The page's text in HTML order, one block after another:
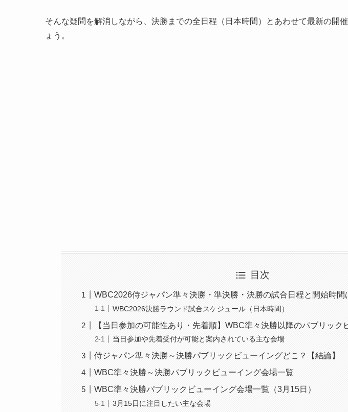
そんな疑問を解消しながら、決勝までの全日程（日本時間）とあわせて最新の開
ょう。
目次
WBC2026侍ジャパン準々決勝・準決勝・決勝の試合日程と開始時間
WBC2026決勝ラウンド試合スケジュール（日本時間）
【当日参加の可能性あり・先着順】WBC準々決勝以降のパブリック
当日参加や先着受付が可能と案内されている主な会場
侍ジャパン準々決勝～決勝パブリックビューイングどこ？【結論】
WBC準々決勝～決勝パブリックビューイング会場一覧
WBC準々決勝パブリックビューイング会場一覧（3月15日）
3月15日に注目したい主な会場